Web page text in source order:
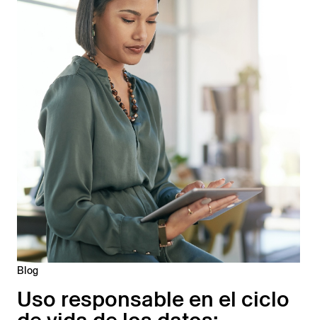
Blog
Uso responsable en el ciclo